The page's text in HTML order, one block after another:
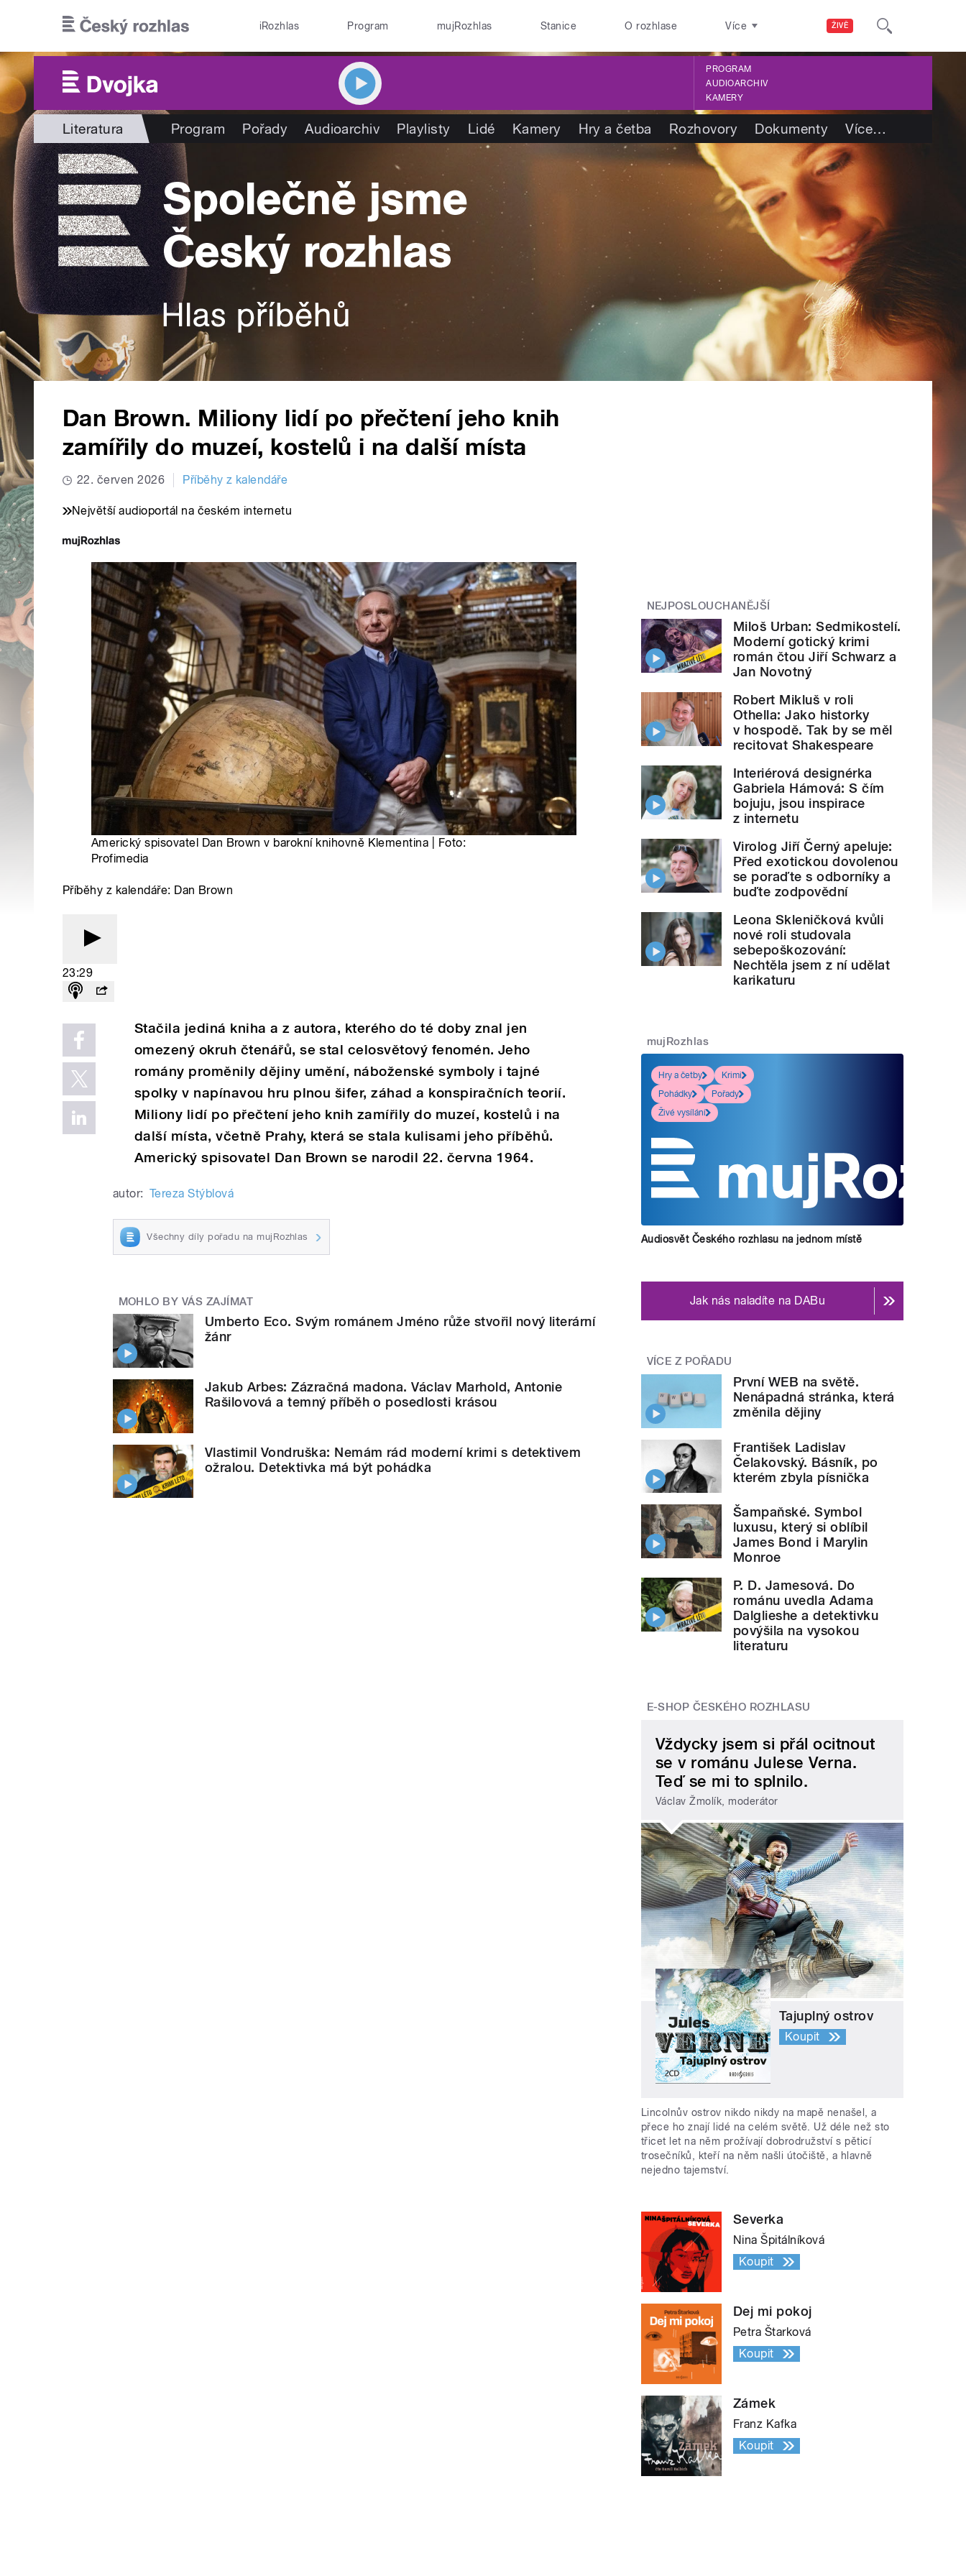
ŽIVĚ
iRozhlas Program mujRozhlas Stanice O rozhlase Více
PROGRAM
AUDIOARCHIV
KAMERY
Literatura Program Pořady Audioarchiv Playlisty Lidé Kamery Hry a četba Rozhovory Dokumenty Více…
Dan Brown. Miliony lidí po přečtení jeho knih
zamířily do muzeí, kostelů i na další místa
22. červen 2026 Příběhy z kalendáře
Největší audioportál na českém internetu
Americký spisovatel Dan Brown v barokní knihovně Klementina | Foto:
Profimedia
Příběhy z kalendáře: Dan Brown
23:29
Stačila jediná kniha a z autora, kterého do té doby znal jen
omezený okruh čtenářů, se stal celosvětový fenomén. Jeho
romány proměnily dějiny umění, náboženské symboly i tajné
spolky v napínavou hru plnou šifer, záhad a konspiračních teorií.
Miliony lidí po přečtení jeho knih zamířily do muzeí, kostelů i na
další místa, včetně Prahy, která se stala kulisami jeho příběhů.
Americký spisovatel Dan Brown se narodil 22. června 1964.
autor: Tereza Stýblová
Všechny díly pořadu na mujRozhlas
MOHLO BY VÁS ZAJÍMAT
Umberto Eco. Svým románem Jméno růže stvořil nový literární
žánr
Jakub Arbes: Zázračná madona. Václav Marhold, Antonie
Rašilovová a temný příběh o posedlosti krásou
Vlastimil Vondruška: Nemám rád moderní krimi s detektivem
ožralou. Detektivka má být pohádka
NEJPOSLOUCHANĚJŠÍ
Miloš Urban: Sedmikostelí.
Moderní gotický krimi
román čtou Jiří Schwarz a
Jan Novotný
Robert Mikluš v roli
Othella: Jako historky
v hospodě. Tak by se měl
recitovat Shakespeare
Interiérová designérka
Gabriela Hámová: S čím
bojuju, jsou inspirace
z internetu
Virolog Jiří Černý apeluje:
Před exotickou dovolenou
se poraďte s odborníky a
buďte zodpovědní
Leona Skleničková kvůli
nové roli studovala
sebepoškozování:
Nechtěla jsem z ní udělat
karikaturu
mujRozhlas
Hry a četby
Krimi
Pohádky
Pořady
Živé vysílání
Audiosvět Českého rozhlasu na jednom místě
Jak nás naladíte na DABu
VÍCE Z POŘADU
První WEB na světě.
Nenápadná stránka, která
změnila dějiny
František Ladislav
Čelakovský. Básník, po
kterém zbyla písnička
Šampaňské. Symbol
luxusu, který si oblíbil
James Bond i Marylin
Monroe
P. D. Jamesová. Do
románu uvedla Adama
Dalglieshe a detektivku
povýšila na vysokou
literaturu
E-SHOP ČESKÉHO ROZHLASU
Vždycky jsem si přál ocitnout
se v románu Julese Verna.
Teď se mi to splnilo.
Václav Žmolík, moderátor
Tajuplný ostrov
Koupit
Lincolnův ostrov nikdo nikdy na mapě nenašel, a
přece ho znají lidé na celém světě. Už déle než sto
třicet let na něm prožívají dobrodružství s pěticí
trosečníků, kteří na něm našli útočiště, a hlavně
nejedno tajemství.
Severka
Nina Špitálníková
Koupit
Dej mi pokoj
Petra Štarková
Koupit
Zámek
Franz Kafka
Koupit